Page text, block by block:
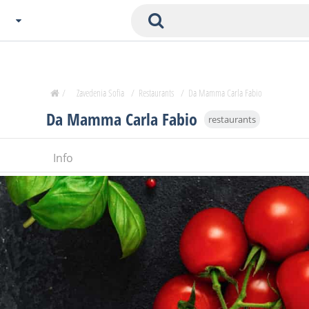
Plovdiv
Burgas
Veliko Tarnovo
Basnko
Ohters
SOFIA
Da Mamma Carla Fabio restaurants
Info
/ Zavedenia Sofia / Restaurants / Da Mamma Carla Fabio